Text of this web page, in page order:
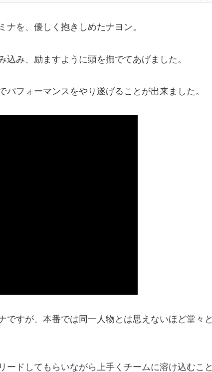
を、優しく抱きしめたナヨン。
み、励ますように頭を撫でてあげました。
フォーマンスをやり遂げることが出来ました。
ですが、本番では同一人物とは思えないほど堂々と
ードしてもらいながら上手くチームに溶け込むこと